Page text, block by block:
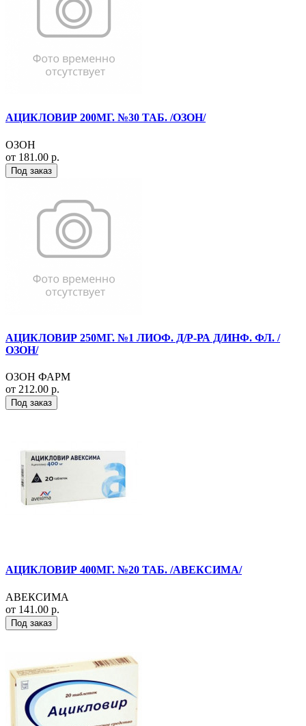
АЦИКЛОВИР 200МГ. №30 ТАБ. /ОЗОН/
ОЗОН
от 181.00 р.
Под заказ
АЦИКЛОВИР 250МГ. №1 ЛИОФ. Д/Р-РА Д/ИНФ. ФЛ. /
ОЗОН/
ОЗОН ФАРМ
от 212.00 р.
Под заказ
АЦИКЛОВИР 400МГ. №20 ТАБ. /АВЕКСИМА/
АВЕКСИМА
от 141.00 р.
Под заказ